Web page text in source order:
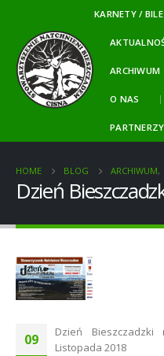
KARNETY /
ARCHIWUM
O NAS
PARTNERZY
HOME BLOG ARCHIWUM,
Dzień
09
Dzień Bieszczadzki
Listopada 2018